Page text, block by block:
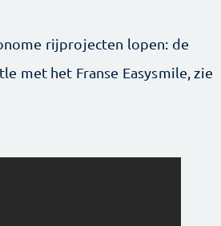
rijprojecten lopen: de
met het Franse Easysmile, zie